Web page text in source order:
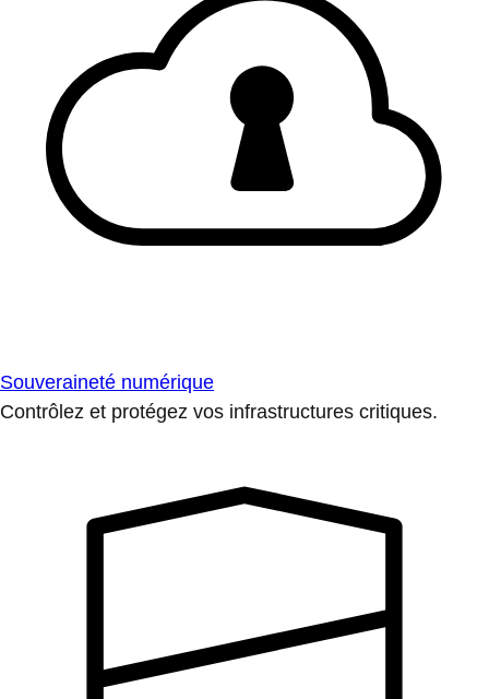
Souveraineté numérique
Contrôlez et protégez vos infrastructures critiques.